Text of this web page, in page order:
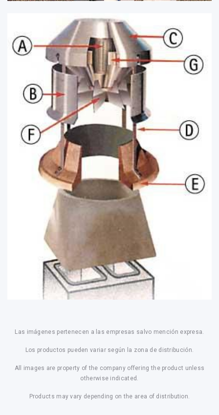
Las imágenes pertenecen a las empresas salvo mención expresa.
Los productos pueden variar según la zona de distribución.
All images are property of the company offering the product unless
otherwise indicated.
Products may vary depending on the area of distribution.